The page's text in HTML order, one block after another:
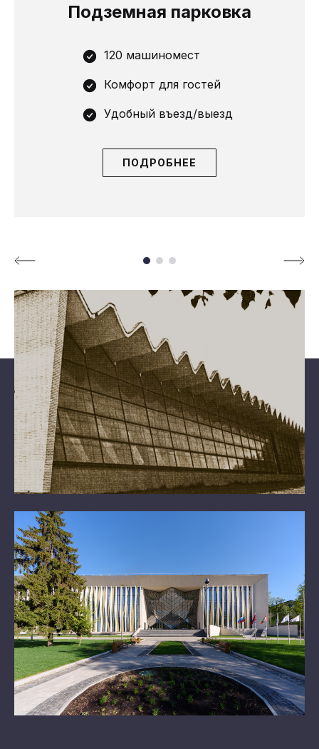
Подземная парковка
120 машиномест
Комфорт для гостей
Удобный въезд/выезд
ПОДРОБНЕЕ